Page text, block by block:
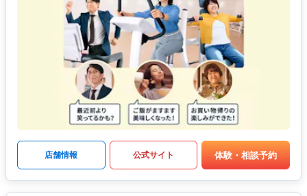
店舗情報 公式サイト 体験・相談予約